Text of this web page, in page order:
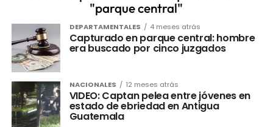
"parque central"
DEPARTAMENTALES 4 meses atrás
Capturado en parque central: hombre
era buscado por cinco juzgados
NACIONALES 12 meses atrás
VIDEO: Captan pelea entre jóvenes en
estado de ebriedad en Antigua
Guatemala